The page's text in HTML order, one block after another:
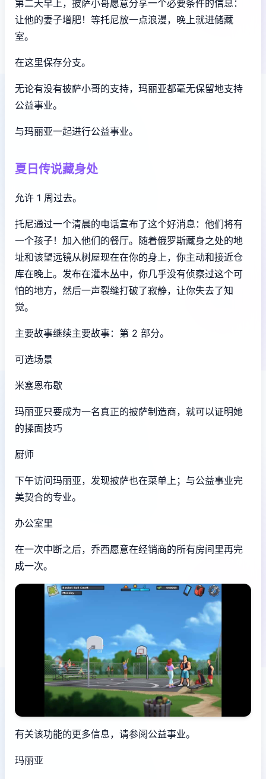
第二天早上，披萨小哥愿意分享一个必要条件的信息：
让他的妻子增肥！等托尼放一点浪漫，晚上就进储藏
室。
在这里保存分支。
无论有没有披萨小哥的支持，玛丽亚都毫无保留地支持
公益事业。
与玛丽亚一起进行公益事业。
夏日传说藏身处
允许 1 周过去。
托尼通过一个清晨的电话宣布了这个好消息：他们将有
一个孩子！加入他们的餐厅。随着俄罗斯藏身之处的地
址和该望远镜从树屋现在在你的身上，你主动和接近仓
库在晚上。发布在灌木丛中，你几乎没有侦察过这个可
怕的地方，然后一声裂缝打破了寂静，让你失去了知
觉。
主要故事继续主要故事：第 2 部分。
可选场景
米塞恩布歇
玛丽亚只要成为一名真正的披萨制造商，就可以证明她
的揉面技巧
厨师
下午访问玛丽亚，发现披萨也在菜单上；与公益事业完
美契合的专业。
办公室里
在一次中断之后，乔西愿意在经销商的所有房间里再完
成一次。
有关该功能的更多信息，请参阅公益事业。
玛丽亚